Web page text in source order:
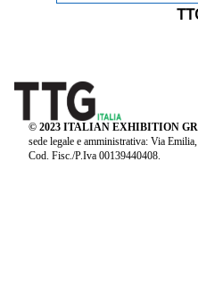
© 2023 ITALIAN EXHIBITION
sede legale e amministrativa: Via
Cod. Fisc./P.Iva 00139440408.